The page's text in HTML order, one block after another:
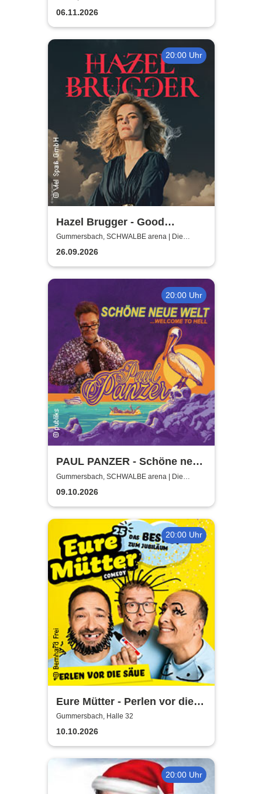
06.11.2026
20:00 Uhr
Hazel Brugger - Good
Evening Europe
Gummersbach, SCHWALBE arena | Die
Schwalbe Arena Gummersbach
26.09.2026
20:00 Uhr
PAUL PANZER - Schöne neue
Welt - welcome to hell
Gummersbach, SCHWALBE arena | Die
Schwalbe Arena Gummersbach
09.10.2026
20:00 Uhr
Eure Mütter - Perlen vor die
Säue - Das Best Of zum
Jubiläum
Gummersbach, Halle 32
10.10.2026
20:00 Uhr